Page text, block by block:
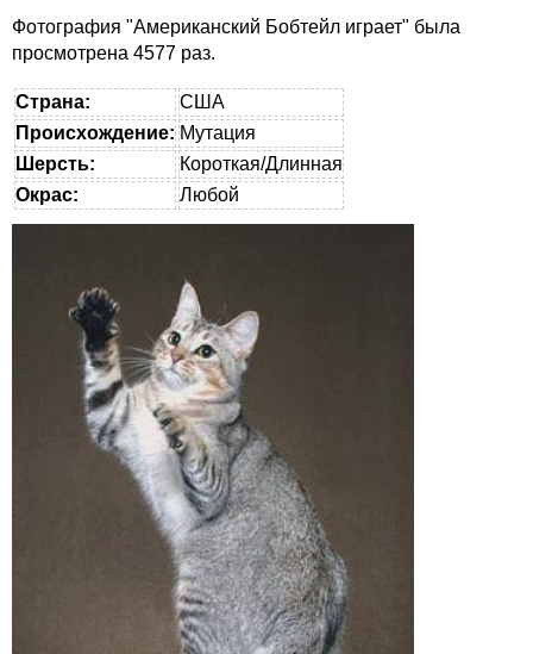
Фотография "Американский Бобтейл играет" была
просмотрена 4577 раз.
Страна:
США
Происхождение: Мутация
Шерсть:
Короткая/Длинная
Окрас:
Любой